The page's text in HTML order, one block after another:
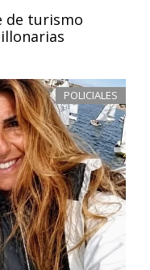
de turismo
POLICIALES